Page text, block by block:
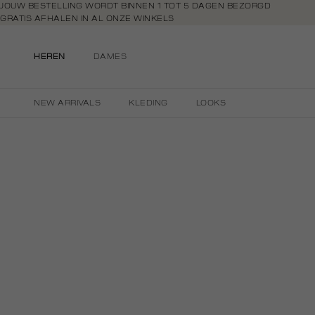
Navigeer
direct naar
Open de
JOUW BESTELLING WORDT BINNEN 1 TOT 5 DAGEN BEZORGD
GRATIS AFHALEN IN AL ONZE WINKELS
HEREN
DAMES
NEW ARRIVALS KLEDING LOOKS